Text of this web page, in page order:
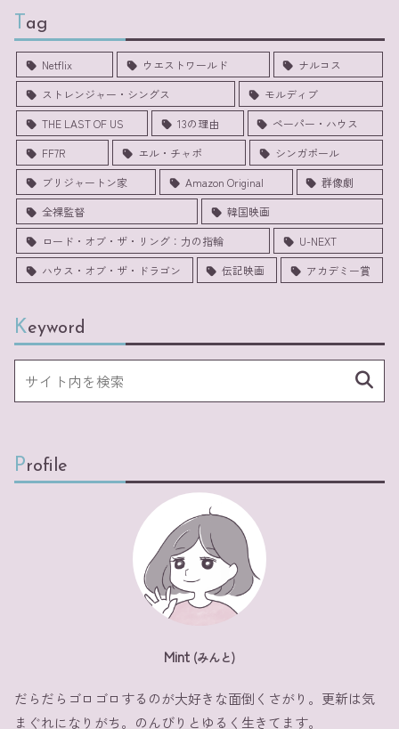
Tag
Netflix ウエストワールド
ナルコス
ストレンジャー・シングス
モルディブ
THE LAST OF US
13の理由
ペーパー・ハウス
FF7R
エル・チャポ
シンガポール
ブリジャートン家
Amazon Original
群像劇
全裸監督
韓国映画
ロード・オブ・ザ・リング：力の指輪
U-NEXT
ハウス・オブ・ザ・ドラゴン
伝記映画 アカデミー賞
Keyword
Profile
Mint (みんと)
だらだらゴロゴロするのが大好きな面倒くさがり。更新は気
まぐれになりがち。のんびりとゆるく生きてます。